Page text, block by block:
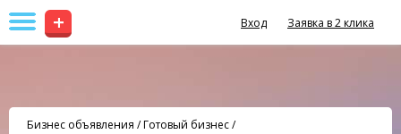
+ Вход Заявка в 2 клика
Бизнес объявления /Готовый бизнес/